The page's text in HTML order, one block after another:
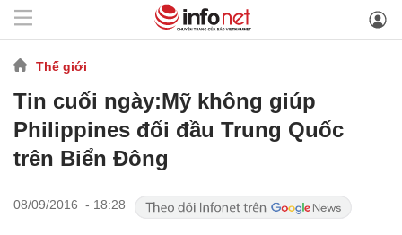
Thế giới
Tin cuối ngày:Mỹ không giúp
Philippines đối đầu Trung Quốc
trên Biển Đông
08/09/2016 - 18:28